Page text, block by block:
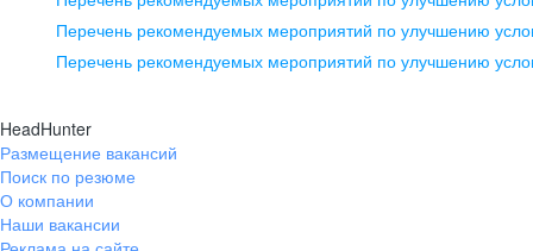
pr@ural.hh.ru
помещение 21
+7 383 207-94-64
pr@nsk.hh.ru
Перечень рекомендуемых мероприятий по улучшению
Перечень рекомендуемых мероприятий по улучшению
HeadHunter
Размещение вакансий
Поиск по резюме
О компании
Наши вакансии